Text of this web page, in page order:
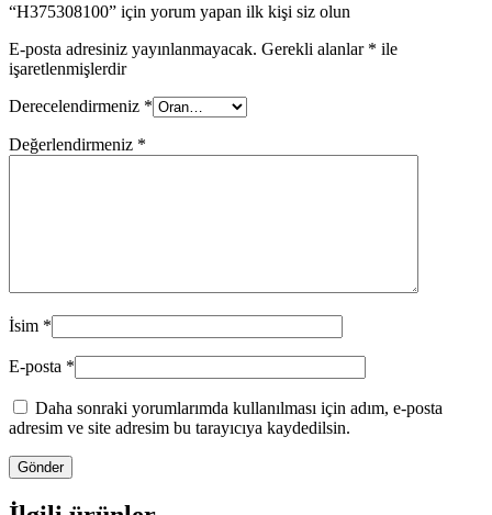
“H375308100” için yorum yapan ilk kişi siz olun
E-posta adresiniz yayınlanmayacak. Gerekli alanlar * ile
işaretlenmişlerdir
Derecelendirmeniz *
Değerlendirmeniz *
İsim *
E-posta *
Daha sonraki yorumlarımda kullanılması için adım, e-posta
adresim ve site adresim bu tarayıcıya kaydedilsin.